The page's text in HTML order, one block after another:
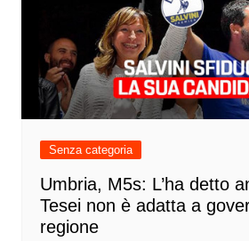
Senza categoria
Umbria, M5s: L’ha detto
Tesei non è adatta a
regione